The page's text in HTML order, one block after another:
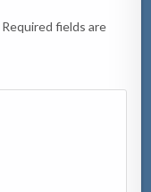
Required fields are